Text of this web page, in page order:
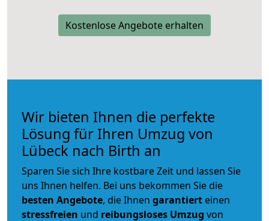
Kostenlose Angebote erhalten
Wir bieten Ihnen die perfekte
Lösung für Ihren Umzug von
Lübeck nach Birth an
Sparen Sie sich Ihre kostbare Zeit und lassen Sie
uns Ihnen helfen. Bei uns bekommen Sie die
besten Angebote, die Ihnen garantiert einen
stressfreien und reibungsloses Umzug von